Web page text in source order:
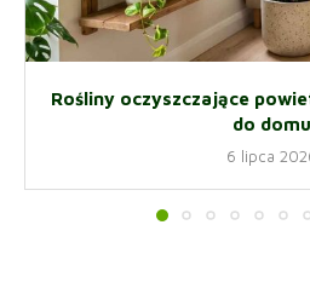
Rośliny oczyszczające
do domu
6 lipca